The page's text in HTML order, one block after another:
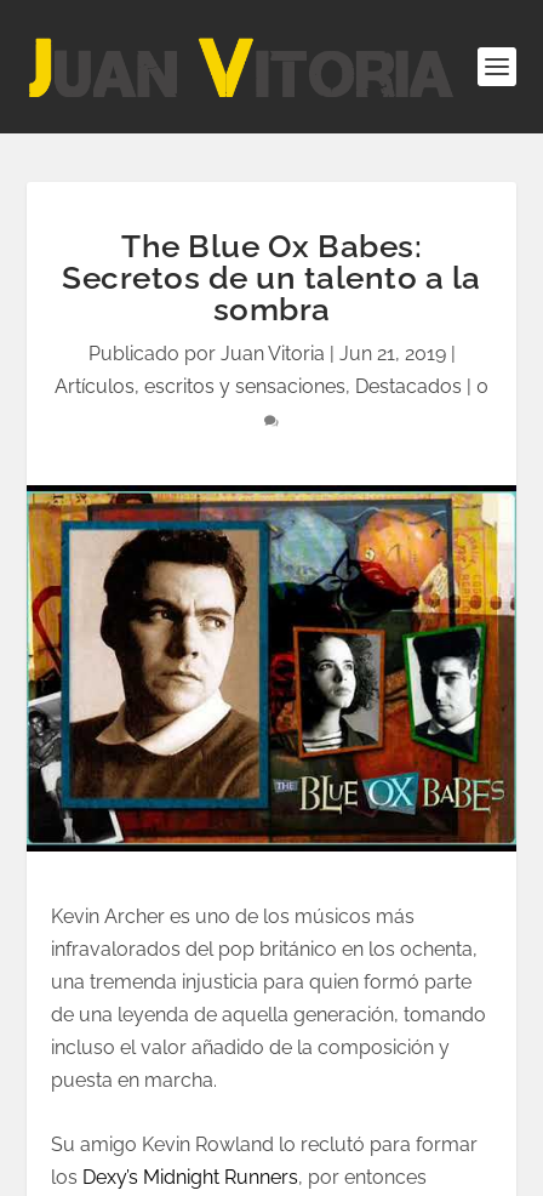
The Blue Ox Babes:
Secretos de un talento a la
sombra
Publicado por Juan Vitoria | Jun 21, 2019|
Artículos, escritos y sensaciones, Destacados | 0
Kevin Archer es uno de los músicos más
infravalorados del pop británico en los ochenta,
una tremenda injusticia para quien formó parte
de una leyenda de aquella generación, tomando
incluso el valor añadido de la composición y
puesta en marcha.
Su amigo Kevin Rowland lo reclutó para formar
los Dexy’s Midnight Runners, por entonces